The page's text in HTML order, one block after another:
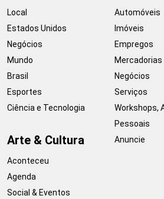
Local
Estados Unidos
Negócios
Mundo
Brasil
Esportes
Ciência e Tecnologia
Arte & Cultura
Aconteceu
Agenda
Social & Eventos
Automóveis
Imóveis
Empregos
Mercadorias
Negócios
Serviços
Workshops,
Pessoais
Anuncie